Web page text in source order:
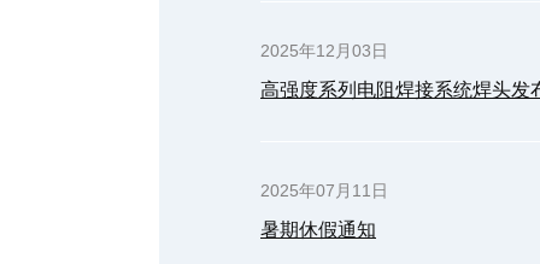
2025年12月03日
高强度系列电阻焊接系统焊头发
2025年07月11日
暑期休假通知